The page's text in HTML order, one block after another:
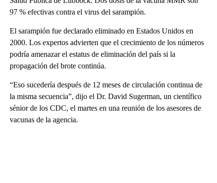
97 % efectivas contra el virus del sarampión.
El sarampión fue declarado eliminado en Estados Unidos en
2000. Los expertos advierten que el crecimiento de los números
podría amenazar el estatus de eliminación del país si la
propagación del brote continúa.
“Eso sucedería después de 12 meses de circulación continua de
la misma secuencia”, dijo el Dr. David Sugerman, un científico
sénior de los CDC, el martes en una reunión de los asesores de
vacunas de la agencia.